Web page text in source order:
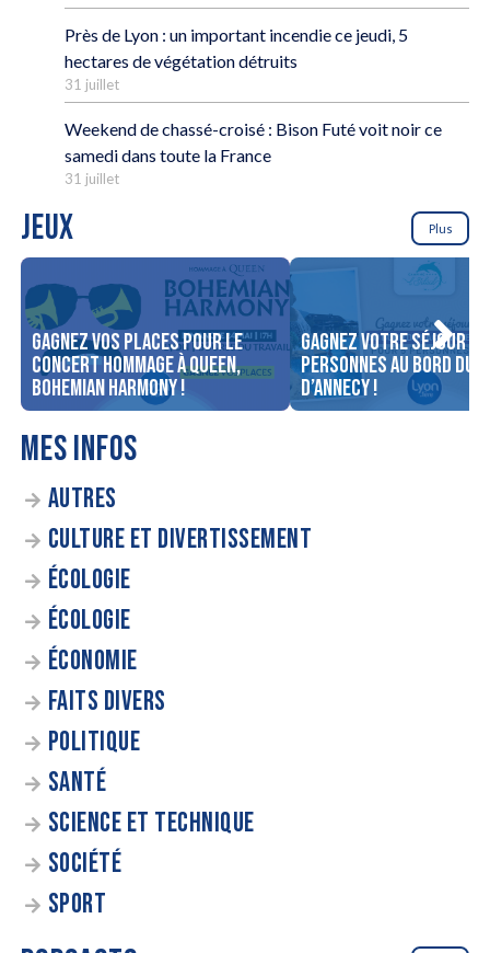
Près de Lyon : un important incendie ce jeudi, 5
hectares de végétation détruits
31 juillet
Weekend de chassé-croisé : Bison Futé voit noir ce
samedi dans toute la France
31 juillet
JEUX Plus
Gagnez vos places pour le
concert Hommage à Queen,
Bohemian Harmony !
Gagnez votre séjour
personnes au bord du
d’Annecy !
MES INFOS
AUTRES
CULTURE ET DIVERTISSEMENT
ÉCOLOGIE
ÉCOLOGIE
ÉCONOMIE
FAITS DIVERS
POLITIQUE
SANTÉ
SCIENCE ET TECHNIQUE
SOCIÉTÉ
SPORT